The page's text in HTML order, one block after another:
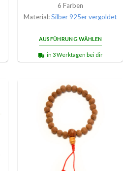
6 Farben
Material:Silber 925er vergoldet
AUSFÜHRUNG WÄHLEN
in 3 Werktagen bei dir